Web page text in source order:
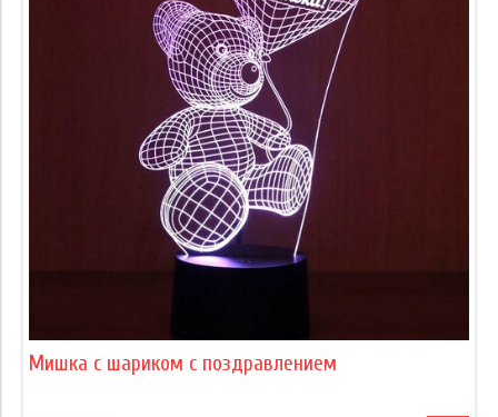
Мишка с шариком с поздравлением